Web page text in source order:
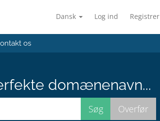
Dansk Log ind Registrer
os
domænenavn...